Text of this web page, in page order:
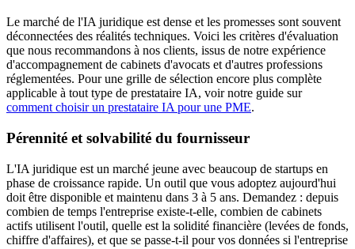
Le marché de l'IA juridique est dense et les promesses sont souvent
déconnectées des réalités techniques. Voici les critères d'évaluation
que nous recommandons à nos clients, issus de notre expérience
d'accompagnement de cabinets d'avocats et d'autres professions
réglementées. Pour une grille de sélection encore plus complète
applicable à tout type de prestataire IA, voir notre guide sur
comment choisir un prestataire IA pour une PME.
Pérennité et solvabilité du fournisseur
L'IA juridique est un marché jeune avec beaucoup de startups en
phase de croissance rapide. Un outil que vous adoptez aujourd'hui
doit être disponible et maintenu dans 3 à 5 ans. Demandez : depuis
combien de temps l'entreprise existe-t-elle, combien de cabinets
actifs utilisent l'outil, quelle est la solidité financière (levées de fonds,
chiffre d'affaires), et que se passe-t-il pour vos données si l'entreprise